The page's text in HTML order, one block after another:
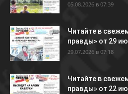
05.08.2026 в 07:39
Читайте в
правды» от 29
29.07.2026 в 07:18
Читайте в
правды» от 22